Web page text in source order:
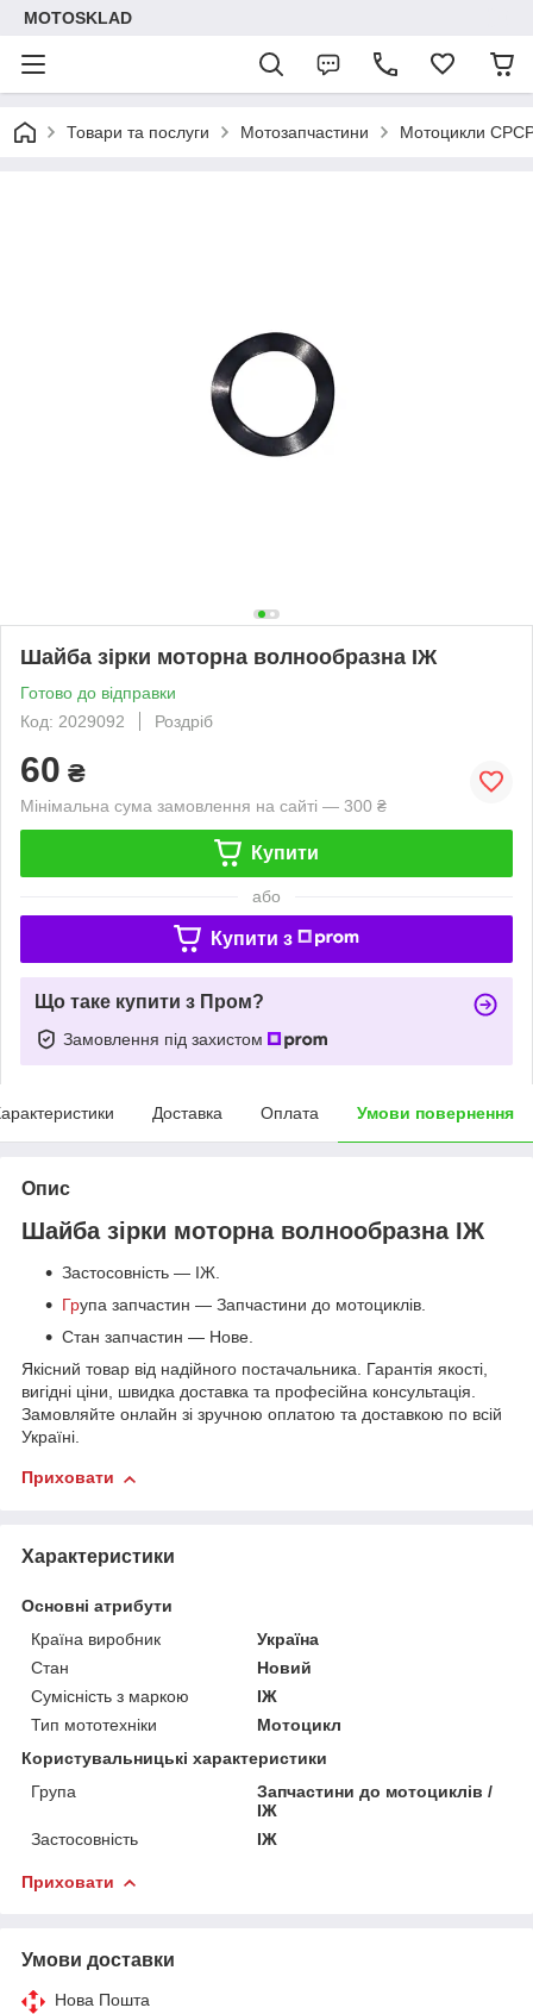
MOTOSKLAD
Товари та послуги Мотозапчастини Мотоцикли
Шайба зірки моторна волнообразна ІЖ
Готово до відправки
Код: 2029092
Роздріб
60 ₴
Мінімальна сума замовлення на сайті — 300 ₴
Купити
або
Купити з
Що таке купити з Пром?
Замовлення під захистом
Доставка Оплата Умови повернення
Опис
Шайба зірки моторна волнообразна ІЖ
Застосовність — ІЖ.
Група запчастин — Запчастини до мотоциклів.
Стан запчастин — Нове.
Якісний товар від надійного постачальника. Гарантія якості,
вигідні ціни, швидка доставка та професійна консультація.
Замовляйте онлайн зі зручною оплатою та доставкою по всій
Україні.
Приховати
Характеристики
Основні атрибути
Країна виробник
Україна
Стан
Новий
Сумісність з маркою
ІЖ
Тип мототехніки
Мотоцикл
Користувальницькі характеристики
Група
Запчастини до мотоциклів /
ІЖ
Застосовність
ІЖ
Приховати
Умови доставки
Нова Пошта